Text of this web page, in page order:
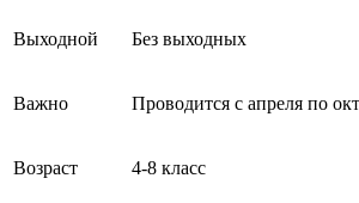
Выходной Без выходных
Важно Проводится с апреля по
Возраст 4-8 класс